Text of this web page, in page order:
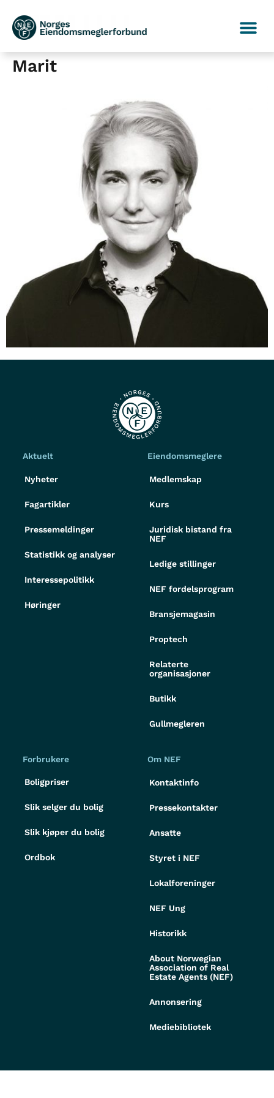
Marit
Aktuelt
Nyheter
Fagartikler
Pressemeldinger
Statistikk og analyser
Interessepolitikk
Høringer
Eiendomsmeglere
Medlemskap
Kurs
Juridisk bistand fra
NEF
Ledige stillinger
NEF fordelsprogram
Bransjemagasin
Proptech
Relaterte
organisasjoner
Butikk
Gullmegleren
Forbrukere
Boligpriser
Slik selger du bolig
Slik kjøper du bolig
Ordbok
Om NEF
Kontaktinfo
Pressekontakter
Ansatte
Styret i NEF
Lokalforeninger
NEF Ung
Historikk
About Norwegian
Association of Real
Estate Agents (NEF)
Annonsering
Mediebibliotek